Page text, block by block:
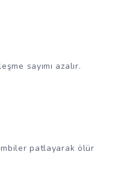
sayımı azalır.
patlayarak ölür